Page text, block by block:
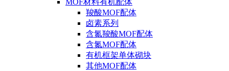
MOF材料有机配体
羧酸MOF配体
卤素系列
含氮羧酸MOF配体
含氮MOF配体
有机框架单体砌块
其他MOF配体